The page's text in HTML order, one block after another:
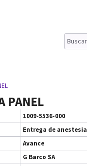
PANEL
1009-5536-000
Entrega de anestesia
Avance
G Barco SA